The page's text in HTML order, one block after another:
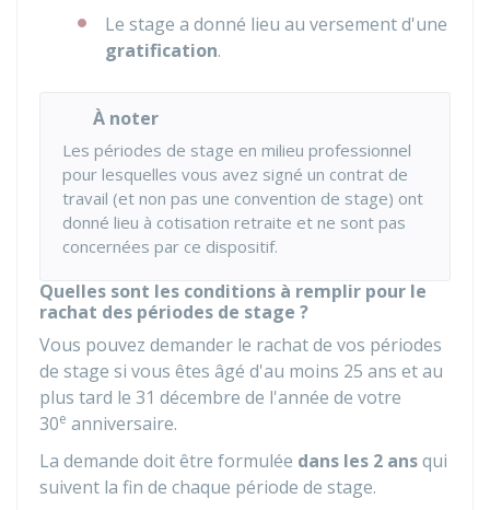
Le stage a donné lieu au versement d'une
gratification.
À noter
Les périodes de stage en milieu professionnel
pour lesquelles vous avez signé un contrat de
travail (et non pas une convention de stage) ont
donné lieu à cotisation retraite et ne sont pas
concernées par ce dispositif.
Quelles sont les conditions à remplir pour le
rachat des périodes de stage ?
Vous pouvez demander le rachat de vos périodes
de stage si vous êtes âgé d'au moins 25 ans et au
plus tard le 31 décembre de l'année de votre
30e anniversaire.
La demande doit être formulée dans les 2 ansqui
suivent la fin de chaque période de stage.